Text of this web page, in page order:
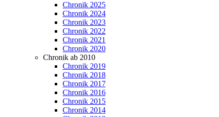
Chronik 2025
Chronik 2024
Chronik 2023
Chronik 2022
Chronik 2021
Chronik 2020
Chronik ab 2010
Chronik 2019
Chronik 2018
Chronik 2017
Chronik 2016
Chronik 2015
Chronik 2014